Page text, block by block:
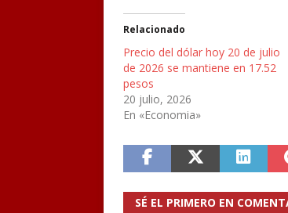
Relacionado
Precio del dólar hoy 20 de julio
de 2026 se mantiene en 17.52
pesos
20 julio, 2026
En «Economia»
SÉ EL PRIMERO EN